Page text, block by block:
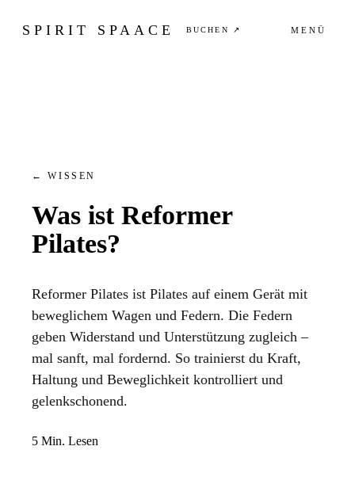
SPIRIT SPAACE BUCHEN ↗ MENÜ
←WISSEN
Was ist Reformer
Pilates?
Reformer Pilates ist Pilates auf einem Gerät mit
beweglichem Wagen und Federn. Die Federn
geben Widerstand und Unterstützung zugleich –
mal sanft, mal fordernd. So trainierst du Kraft,
Haltung und Beweglichkeit kontrolliert und
gelenkschonend.
5 Min. Lesen